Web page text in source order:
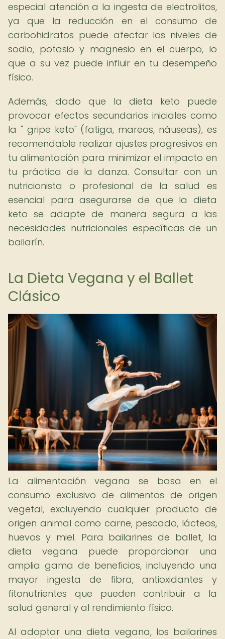
especial atención a la ingesta de electrolitos,
ya que la reducción en el consumo de
carbohidratos puede afectar los niveles de
sodio, potasio y magnesio en el cuerpo, lo
que a su vez puede influir en tu desempeño
físico.
Además, dado que la dieta keto puede
provocar efectos secundarios iniciales como
la " gripe keto" (fatiga, mareos, náuseas), es
recomendable realizar ajustes progresivos en
tu alimentación para minimizar el impacto en
tu práctica de la danza. Consultar con un
nutricionista o profesional de la salud es
esencial para asegurarse de que la dieta
keto se adapte de manera segura a las
necesidades nutricionales específicas de un
bailarín.
La Dieta Vegana y el Ballet
Clásico
La alimentación vegana se basa en el
consumo exclusivo de alimentos de origen
vegetal, excluyendo cualquier producto de
origen animal como carne, pescado, lácteos,
huevos y miel. Para bailarines de ballet, la
dieta vegana puede proporcionar una
amplia gama de beneficios, incluyendo una
mayor ingesta de fibra, antioxidantes y
fitonutrientes que pueden contribuir a la
salud general y al rendimiento físico.
Al adoptar una dieta vegana, los bailarines